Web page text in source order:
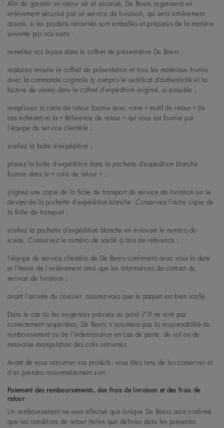
Afin de garantir un retour sûr et sécurisé, De Beers organisera un
enlèvement sécurisé par un service de livraison, qui sera entièrement
assuré, si les produits retournés sont emballés et préparés de la manière
suivante par vos soins :
remettez vos bijoux dans le coffret de présentation De Beers ;
replacez ensuite le coffret de présentation et tous les matériaux fournis
avec la commande originale (y compris le certificat d'authenticité et la
facture de vente) dans le coffret d'expédition original, si possible ;
remplissez la carte de retour fournie avec votre « motif de retour » (le
cas échéant) et la « Référence de retour » qui vous est fournie par
l'équipe du service clientèle ;
scellez la boîte d'expédition ;
placez la boîte d'expédition dans la pochette d'expédition blanche
fournie dans le « colis de retour » ;
joignez une copie de la fiche de transport du service de livraison sur le
devant de la pochette d'expédition blanche. Conservez l'autre copie de
la fiche de transport ;
scellez la pochette d'expédition blanche en enlevant le numéro du
sceau. Conservez le numéro de scellé à titre de référence ;
l'équipe du service clientèle de De Beers confirmera avec vous la date
et l'heure de l'enlèvement ainsi que les informations de contact du
service de livraison ;
avant l'arrivée du coursier, assurez-vous que le paquet est bien scellé.
Dans le cas où les exigences prévues au point 7.9 ne sont pas
correctement respectées, De Beers n'assumera pas la responsabilité du
remboursement ou de l'indemnisation en cas de perte, de vol ou de
mauvaise manipulation des colis retournés.
Avant de nous retourner vos produits, vous êtes tenu de les conserver et
d'en prendre raisonnablement soin.
Paiement des remboursements, des frais de livraison et des frais de
retour
Un remboursement ne sera effectué que lorsque De Beers aura confirmé
que les conditions de retour (telles que définies dans les présentes